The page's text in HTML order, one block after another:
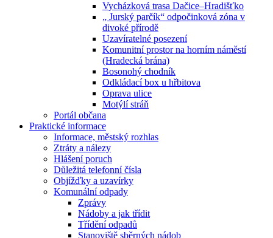
Vycházková trasa Dačice–Hradišťko
„ Jurský parčík“ odpočinková zóna v
divoké přírodě
Uzavíratelné posezení
Komunitní prostor na horním náměstí
(Hradecká brána)
Bosonohý chodník
Odkládací box u hřbitova
Oprava ulice
Motýlí stráň
Portál občana
Praktické informace
Informace, městský rozhlas
Ztráty a nálezy
Hlášení poruch
Důležitá telefonní čísla
Objížďky a uzavírky
Komunální odpady
Zprávy
Nádoby a jak třídit
Třídění odpadů
Stanoviště sběrných nádob